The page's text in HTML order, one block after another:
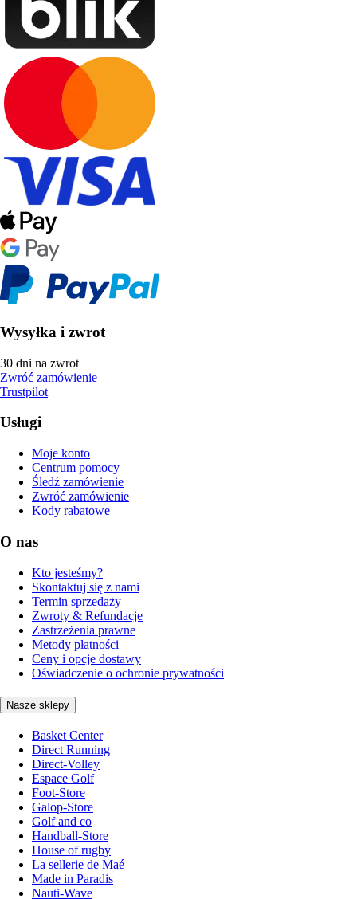
Wysyłka i zwrot
30 dni na zwrot
Zwróć zamówienie
Trustpilot
Usługi
Moje konto
Centrum pomocy
Śledź zamówienie
Zwróć zamówienie
Kody rabatowe
O nas
Kto jesteśmy?
Skontaktuj się z nami
Termin sprzedaży
Zwroty & Refundacje
Zastrzeżenia prawne
Metody płatności
Ceny i opcje dostawy
Oświadczenie o ochronie prywatności
Nasze sklepy
Basket Center
Direct Running
Direct-Volley
Espace Golf
Foot-Store
Galop-Store
Golf and co
Handball-Store
House of rugby
La sellerie de Maé
Made in Paradis
Nauti-Wave